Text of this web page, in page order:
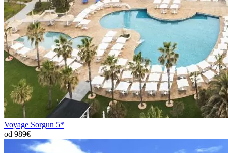
Voyage Sorgun 5*
od 989€